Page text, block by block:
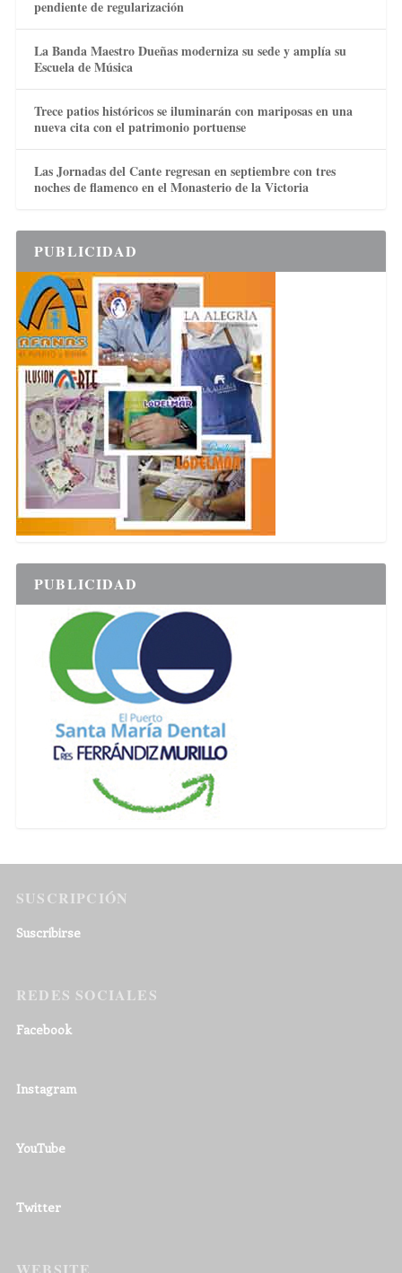
pendiente de regularización
La Banda Maestro Dueñas moderniza su sede y amplía su
Escuela de Música
Trece patios históricos se iluminarán con mariposas en una
nueva cita con el patrimonio portuense
Las Jornadas del Cante regresan en septiembre con tres
noches de flamenco en el Monasterio de la Victoria
PUBLICIDAD
PUBLICIDAD
SUSCRIPCIÓN
Suscribirse
REDES SOCIALES
Facebook
Instagram
YouTube
Twitter